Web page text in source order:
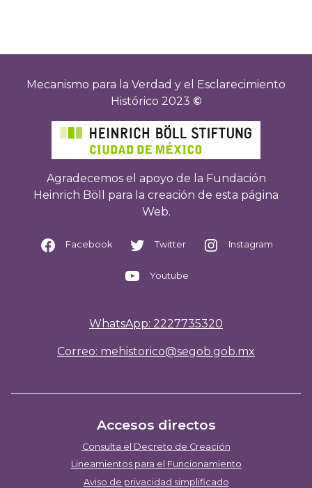
Mecanismo para la Verdad y el Esclarecimiento
Histórico 2023 ©
Agradecemos el apoyo de la Fundación
Heinrich Böll para la creación de esta página
Web.
Facebook Twitter Instagram
Youtube
WhatsApp: 2227735320
Correo: mehistorico@segob.gob.mx
Accesos directos
Consulta el Decreto de Creación
Lineamientos para el Funcionamiento
Aviso de privacidad simplificado